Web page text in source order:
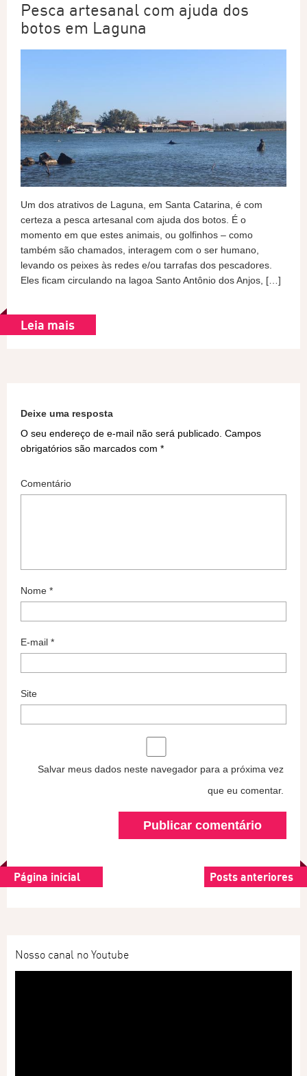
Pesca artesanal com ajuda dos
botos em Laguna
Um dos atrativos de Laguna, em Santa Catarina, é com
certeza a pesca artesanal com ajuda dos botos. É o
momento em que estes animais, ou golfinhos – como
também são chamados, interagem com o ser humano,
levando os peixes às redes e/ou tarrafas dos pescadores.
Eles ficam circulando na lagoa Santo Antônio dos Anjos, […]
Leia mais
Deixe uma resposta
O seu endereço de e-mail não será publicado. Campos
obrigatórios são marcados com *
Comentário
Nome *
E-mail *
Site
Salvar meus dados neste navegador para a próxima vez
que eu comentar.
Página inicial Posts anteriores
Nosso canal no Youtube